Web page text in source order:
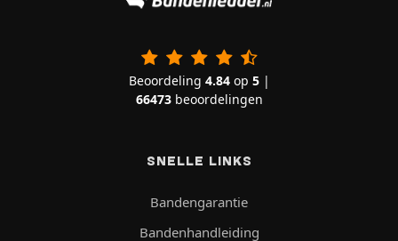
Beoordeling 4.84op 5|
66473beoordelingen
SNELLE LINKS
Bandengarantie
Bandenhandleiding